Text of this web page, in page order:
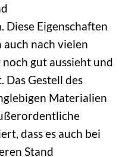
Diese Eigenschaften
auch nach vielen
gut aussieht und
Gestell des
Materialien
dass es auch bei
Stand